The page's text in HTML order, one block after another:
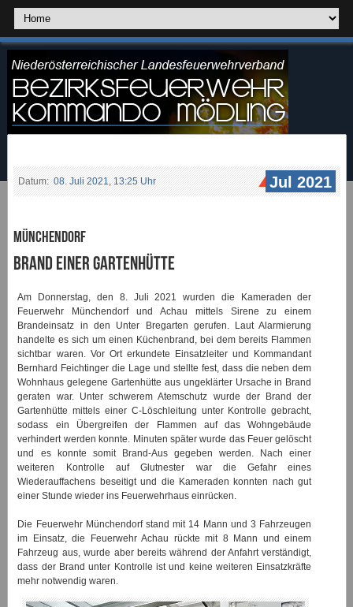
Datum: 08. Juli 2021, 13:25 Uhr Jul 2021
Münchendorf
Brand einer Gartenhütte
Am Donnerstag, den 8. Juli 2021 wurden die Kameraden der
Feuerwehr Münchendorf und Achau mittels Sirene zu einem
Brandeinsatz in den Unter Bregarten gerufen. Laut Alarmierung
handelte es sich um einen Küchenbrand, bei dem bereits Flammen
sichtbar waren. Vor Ort erkundete Einsatzleiter und Kommandant
Bernhard Feichtinger die Lage und stellte fest, dass die neben dem
Wohnhaus gelegene Gartenhütte aus ungeklärter Ursache in Brand
geraten war. Unter schwerem Atemschutz wurde der Brand der
Gartenhütte mittels einer C-Löschleitung unter Kontrolle gebracht,
sodass ein Übergreifen der Flammen auf das Wohngebäude
verhindert werden konnte. Minuten später wurde das Feuer gelöscht
und es konnte somit Brand-Aus gegeben werden. Nach einer
weiteren Kontrolle auf Glutnester war die Gefahr eines
Wiederauffachens beseitigt und die Kameraden konnten nach gut
einer Stunde wieder ins Feuerwehrhaus einrücken.
Die Feuerwehr Münchendorf stand mit 14 Mann und 3 Fahrzeugen
im Einsatz, die Feuerwehr Achau rückte mit 8 Mann und einem
Fahrzeug aus, wurde aber bereits während der Anfahrt verständigt,
dass der Brand unter Kontrolle ist und keine weiteren Einsatzkräfte
mehr notwendig waren.